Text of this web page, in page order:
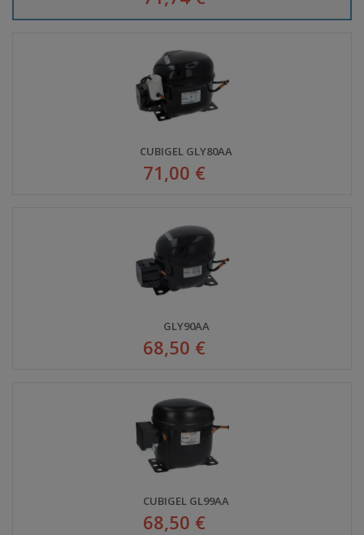
CUBIGEL GLY80AA
71,00 €
GLY90AA
68,50 €
CUBIGEL GL99AA
68,50 €